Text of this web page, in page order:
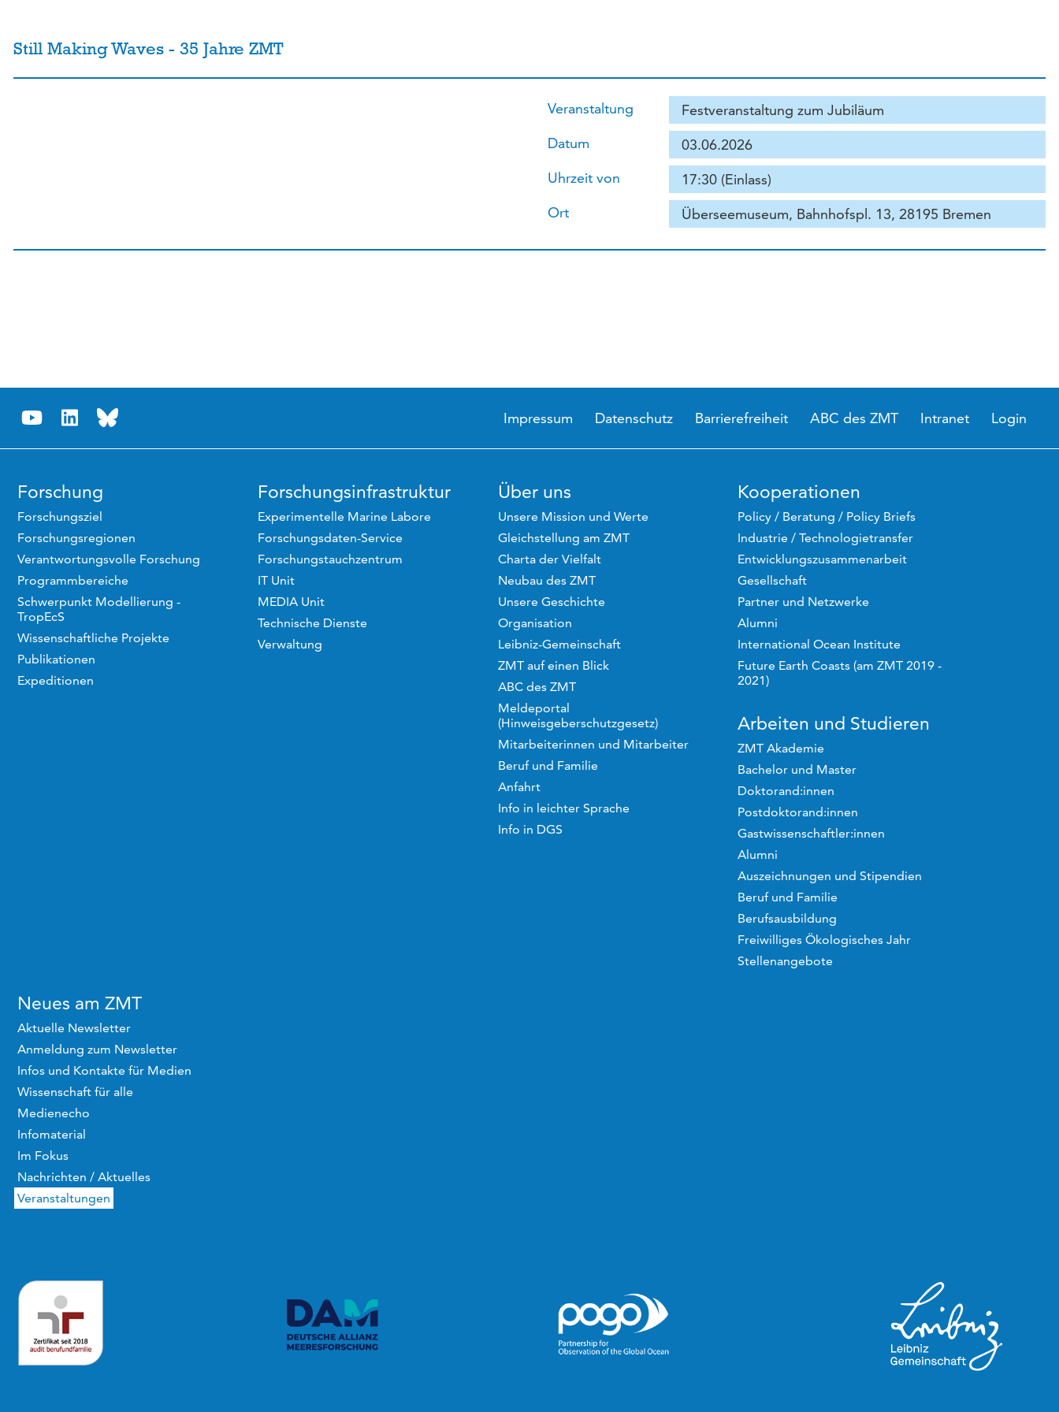
Still Making Waves - 35 Jahre ZMT
Veranstaltung
Festveranstaltung zum Jubiläum
Datum
03.06.2026
Uhrzeit von
17:30 (Einlass)
Ort
Überseemuseum, Bahnhofspl. 13, 28195 Bremen
Impressum Datenschutz Barrierefreiheit ABC des ZMT Intranet Login
Forschung
Forschungsziel
Forschungsregionen
Verantwortungsvolle Forschung
Programmbereiche
Schwerpunkt Modellierung -
TropEcS
Wissenschaftliche Projekte
Publikationen
Expeditionen
Forschungsinfrastruktur
Experimentelle Marine Labore
Forschungsdaten-Service
Forschungstauchzentrum
IT Unit
MEDIA Unit
Technische Dienste
Verwaltung
Über uns
Unsere Mission und Werte
Gleichstellung am ZMT
Charta der Vielfalt
Neubau des ZMT
Unsere Geschichte
Organisation
Leibniz-Gemeinschaft
ZMT auf einen Blick
ABC des ZMT
Meldeportal
(Hinweisgeberschutzgesetz)
Mitarbeiterinnen und Mitarbeiter
Beruf und Familie
Anfahrt
Info in leichter Sprache
Info in DGS
Kooperationen
Policy / Beratung / Policy Briefs
Industrie / Technologietransfer
Entwicklungszusammenarbeit
Gesellschaft
Partner und Netzwerke
Alumni
International Ocean Institute
Future Earth Coasts (am ZMT 2019 -
2021)
Arbeiten und Studieren
ZMT Akademie
Bachelor und Master
Doktorand:innen
Postdoktorand:innen
Gastwissenschaftler:innen
Alumni
Auszeichnungen und Stipendien
Beruf und Familie
Berufsausbildung
Freiwilliges Ökologisches Jahr
Stellenangebote
Neues am ZMT
Aktuelle Newsletter
Anmeldung zum Newsletter
Infos und Kontakte für Medien
Wissenschaft für alle
Medienecho
Infomaterial
Im Fokus
Nachrichten / Aktuelles
Veranstaltungen